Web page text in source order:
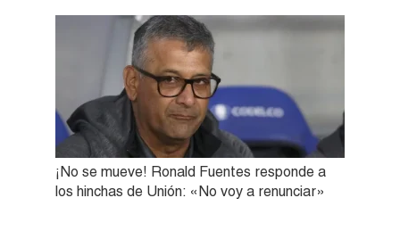
¡No se mueve! Ronald Fuentes responde a
los hinchas de Unión: «No voy a renunciar»